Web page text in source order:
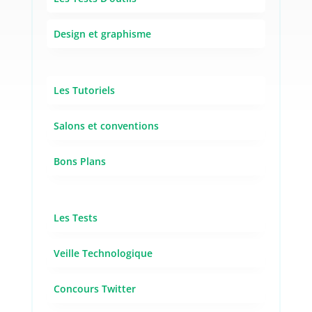
Design et graphisme
Les Tutoriels
Salons et conventions
Bons Plans
Les Tests
Veille Technologique
Concours Twitter